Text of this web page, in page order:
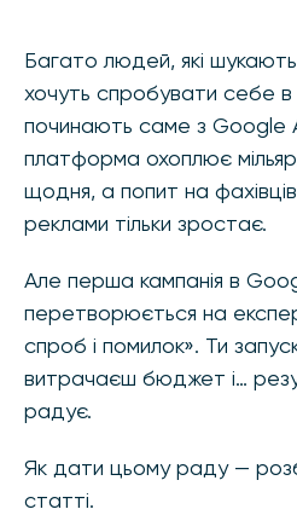
Багато людей, які
хочуть спробувати себе
починають саме з Google
платформа охоплює
щодня, а попит на
реклами тільки зростає.
Але перша кампанія в
перетворюється на
спроб і помилок». Ти
витрачаєш бюджет і…
радує.
Як дати цьому раду —
статті.